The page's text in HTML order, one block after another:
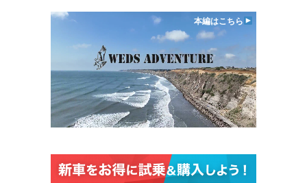
本編はこちら